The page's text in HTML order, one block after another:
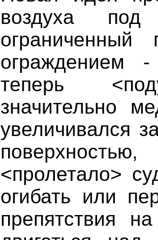
воздуха
ограниченный
ограждением
теперь
значительно
увеличивался
<пролетало>
огибать или
препятствия